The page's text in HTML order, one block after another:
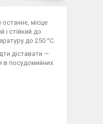
місце
і стійкий до
до 250 °C.
діставати —
в посудомийних